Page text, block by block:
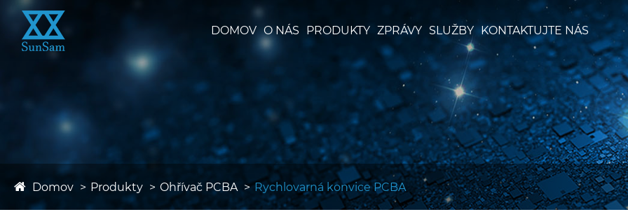
DOMOV O NÁS PRODUKTY ZPRÁVY SLUŽBY KONTAKTUJTE NÁS
Domov Produkty Ohřívač PCBA Rychlovarná konvice PCBA